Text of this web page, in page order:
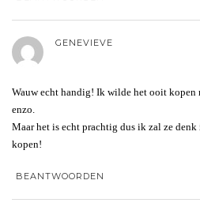
GENEVIEVE
Wauw echt handig! Ik wilde het ooit kopen
enzo.
Maar het is echt prachtig dus ik zal ze denk
kopen!
BEANTWOORDEN